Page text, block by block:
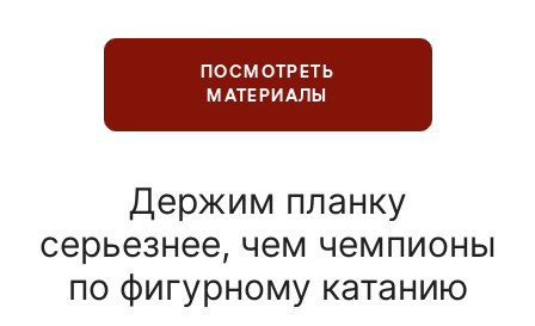
ПОСМОТРЕТЬ
МАТЕРИАЛЫ
Держим планку
серьезнее, чем чемпионы
по фигурному катанию